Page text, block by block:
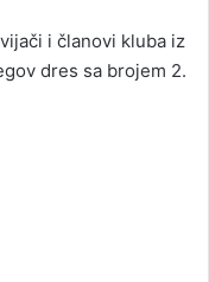
i članovi kluba iz
dres sa brojem 2.